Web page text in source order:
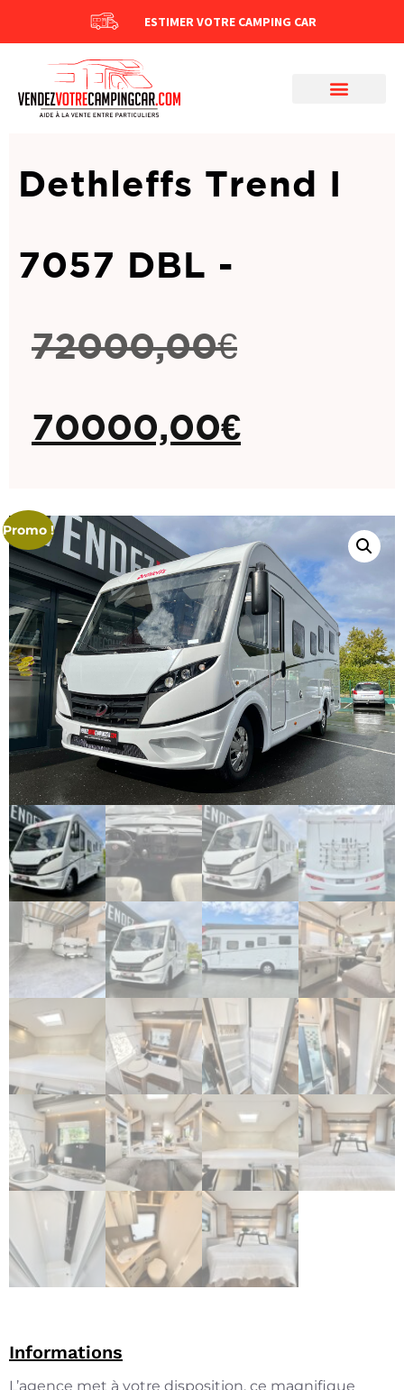
ESTIMER VOTRE CAMPING CAR
Dethleffs Trend I
7057 DBL -
72000,00€
70000,00€
Promo !
Informations
L’agence met à votre disposition, ce magnifique